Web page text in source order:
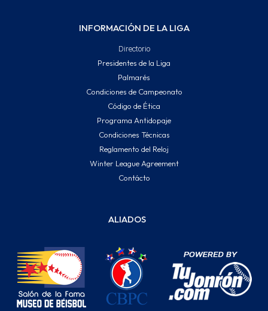
INFORMACIÓN DE LA LIGA
Directorio
Presidentes de la Liga
Palmarés
Condiciones de Campeonato
Código de Ética
Programa Antidopaje
Condiciones Técnicas
Reglamento del Reloj
Winter League Agreement
Contácto
ALIADOS